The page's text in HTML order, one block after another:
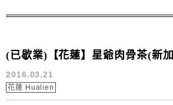
(已歇業)【花蓮】星爺肉骨茶(新
2016.03.21
花蓮 Hualien